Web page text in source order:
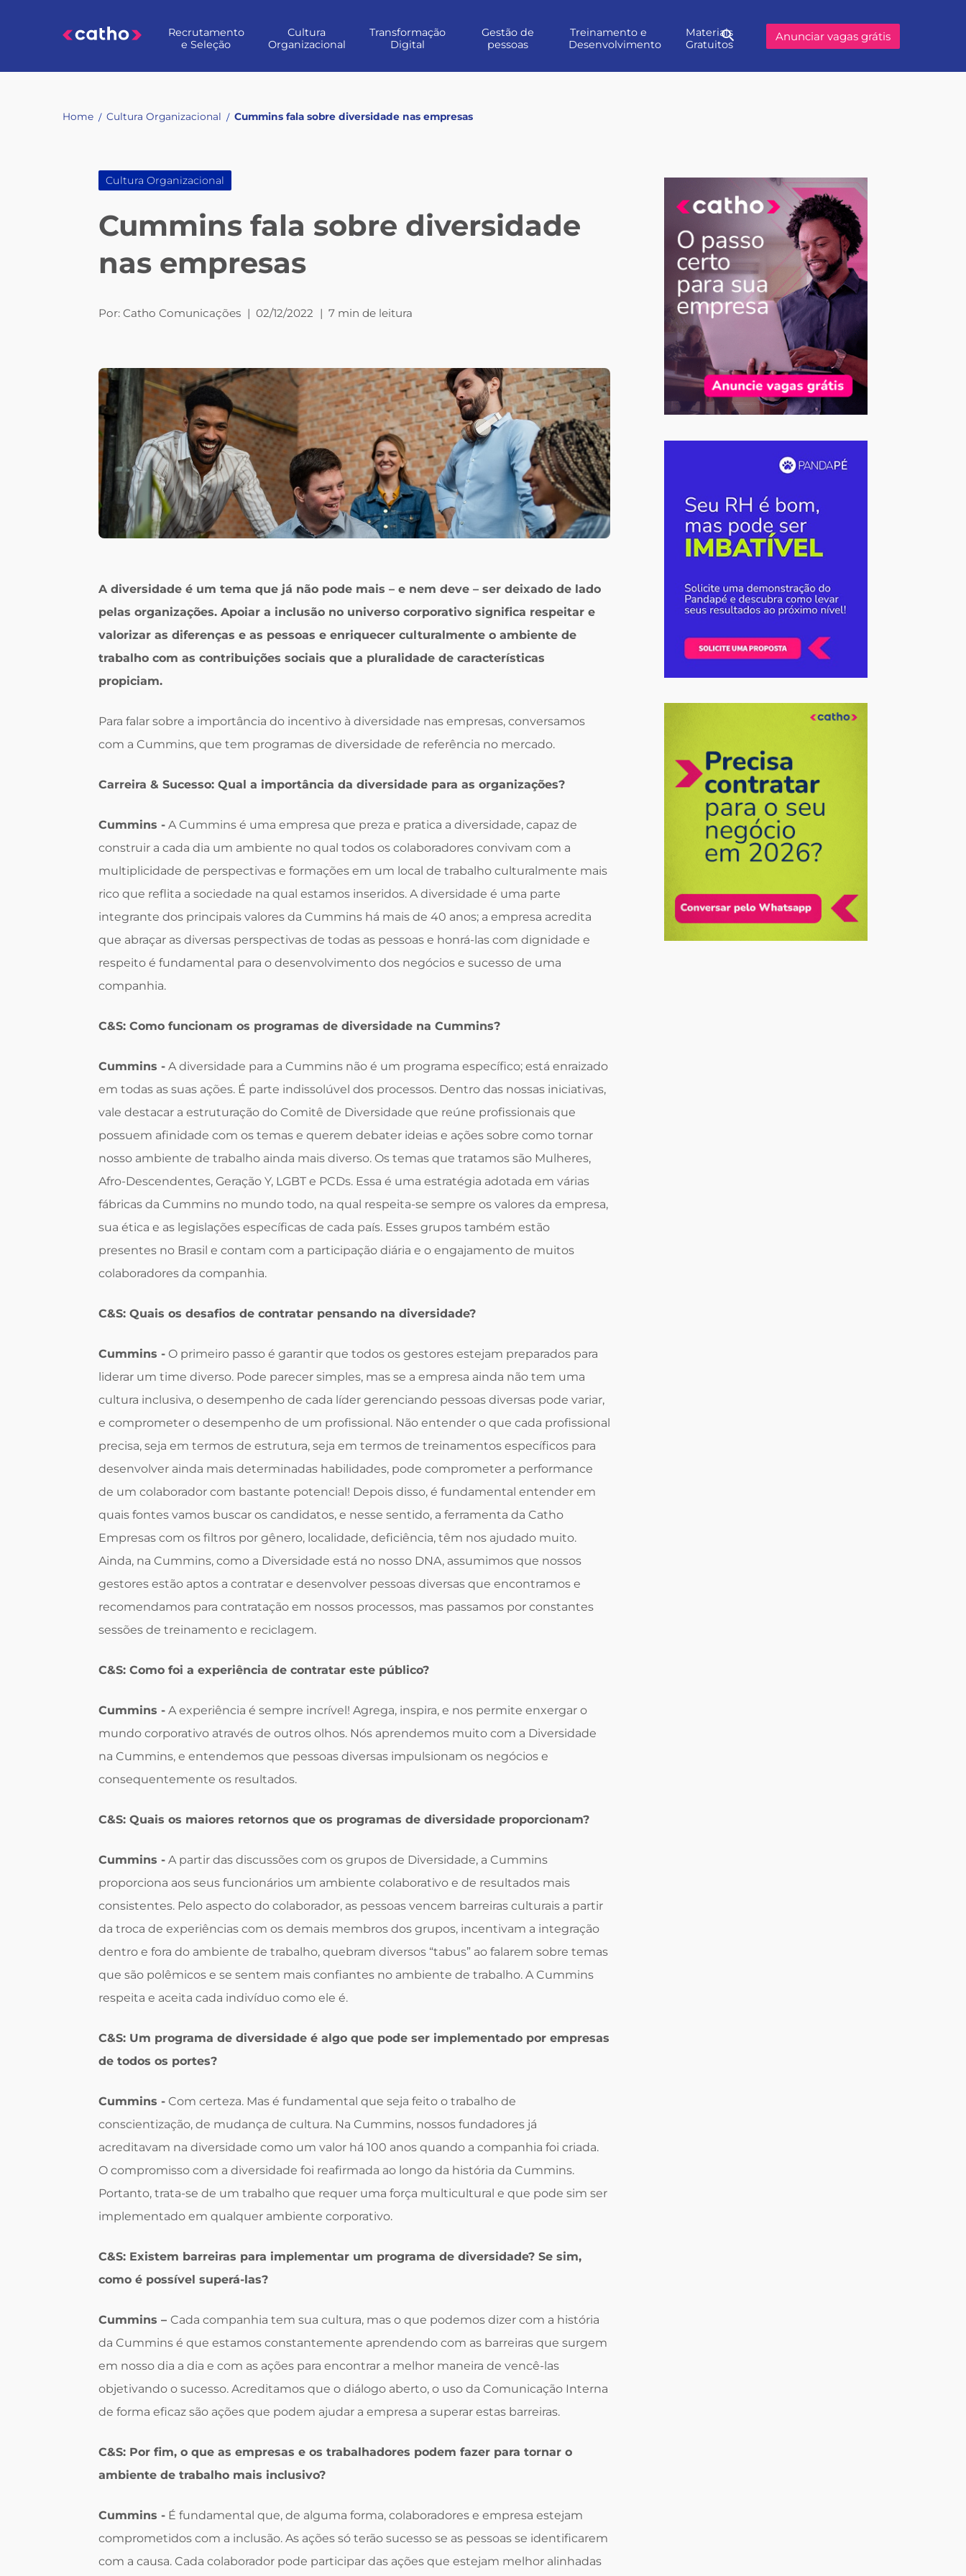
Recrutamento
e Seleção
Cultura
Organizacional
Transformação
Digital
Gestão de
pessoas
Treinamento e
Desenvolvimento
Materiais
Gratuitos
Anunciar vagas grátis
Home / Cultura Organizacional / Cummins fala sobre diversidade nas empresas
Cultura Organizacional
Cummins fala sobre diversidade
nas empresas
Por: Catho Comunicações | 02/12/2022 | 7 min de leitura
A diversidade é um tema que já não pode mais – e nem deve – ser deixado de lado
pelas organizações. Apoiar a inclusão no universo corporativo significa respeitar e
valorizar as diferenças e as pessoas e enriquecer culturalmente o ambiente de
trabalho com as contribuições sociais que a pluralidade de características
propiciam.
Para falar sobre a importância do incentivo à diversidade nas empresas, conversamos
com a Cummins, que tem programas de diversidade de referência no mercado.
Carreira & Sucesso: Qual a importância da diversidade para as organizações?
Cummins - A Cummins é uma empresa que preza e pratica a diversidade, capaz de
construir a cada dia um ambiente no qual todos os colaboradores convivam com a
multiplicidade de perspectivas e formações em um local de trabalho culturalmente mais
rico que reflita a sociedade na qual estamos inseridos. A diversidade é uma parte
integrante dos principais valores da Cummins há mais de 40 anos; a empresa acredita
que abraçar as diversas perspectivas de todas as pessoas e honrá-las com dignidade e
respeito é fundamental para o desenvolvimento dos negócios e sucesso de uma
companhia.
C&S: Como funcionam os programas de diversidade na Cummins?
Cummins - A diversidade para a Cummins não é um programa específico; está enraizado
em todas as suas ações. É parte indissolúvel dos processos. Dentro das nossas iniciativas,
vale destacar a estruturação do Comitê de Diversidade que reúne profissionais que
possuem afinidade com os temas e querem debater ideias e ações sobre como tornar
nosso ambiente de trabalho ainda mais diverso. Os temas que tratamos são Mulheres,
Afro-Descendentes, Geração Y, LGBT e PCDs. Essa é uma estratégia adotada em várias
fábricas da Cummins no mundo todo, na qual respeita-se sempre os valores da empresa,
sua ética e as legislações específicas de cada país. Esses grupos também estão
presentes no Brasil e contam com a participação diária e o engajamento de muitos
colaboradores da companhia.
C&S: Quais os desafios de contratar pensando na diversidade?
Cummins - O primeiro passo é garantir que todos os gestores estejam preparados para
liderar um time diverso. Pode parecer simples, mas se a empresa ainda não tem uma
cultura inclusiva, o desempenho de cada líder gerenciando pessoas diversas pode variar,
e comprometer o desempenho de um profissional. Não entender o que cada profissional
precisa, seja em termos de estrutura, seja em termos de treinamentos específicos para
desenvolver ainda mais determinadas habilidades, pode comprometer a performance
de um colaborador com bastante potencial! Depois disso, é fundamental entender em
quais fontes vamos buscar os candidatos, e nesse sentido, a ferramenta da Catho
Empresas com os filtros por gênero, localidade, deficiência, têm nos ajudado muito.
Ainda, na Cummins, como a Diversidade está no nosso DNA, assumimos que nossos
gestores estão aptos a contratar e desenvolver pessoas diversas que encontramos e
recomendamos para contratação em nossos processos, mas passamos por constantes
sessões de treinamento e reciclagem.
C&S: Como foi a experiência de contratar este público?
Cummins - A experiência é sempre incrível! Agrega, inspira, e nos permite enxergar o
mundo corporativo através de outros olhos. Nós aprendemos muito com a Diversidade
na Cummins, e entendemos que pessoas diversas impulsionam os negócios e
consequentemente os resultados.
C&S: Quais os maiores retornos que os programas de diversidade proporcionam?
Cummins - A partir das discussões com os grupos de Diversidade, a Cummins
proporciona aos seus funcionários um ambiente colaborativo e de resultados mais
consistentes. Pelo aspecto do colaborador, as pessoas vencem barreiras culturais a partir
da troca de experiências com os demais membros dos grupos, incentivam a integração
dentro e fora do ambiente de trabalho, quebram diversos “tabus” ao falarem sobre temas
que são polêmicos e se sentem mais confiantes no ambiente de trabalho. A Cummins
respeita e aceita cada indivíduo como ele é.
C&S: Um programa de diversidade é algo que pode ser implementado por empresas
de todos os portes?
Cummins - Com certeza. Mas é fundamental que seja feito o trabalho de
conscientização, de mudança de cultura. Na Cummins, nossos fundadores já
acreditavam na diversidade como um valor há 100 anos quando a companhia foi criada.
O compromisso com a diversidade foi reafirmada ao longo da história da Cummins.
Portanto, trata-se de um trabalho que requer uma força multicultural e que pode sim ser
implementado em qualquer ambiente corporativo.
C&S: Existem barreiras para implementar um programa de diversidade? Se sim,
como é possível superá-las?
Cummins – Cada companhia tem sua cultura, mas o que podemos dizer com a história
da Cummins é que estamos constantemente aprendendo com as barreiras que surgem
em nosso dia a dia e com as ações para encontrar a melhor maneira de vencê-las
objetivando o sucesso. Acreditamos que o diálogo aberto, o uso da Comunicação Interna
de forma eficaz são ações que podem ajudar a empresa a superar estas barreiras.
C&S: Por fim, o que as empresas e os trabalhadores podem fazer para tornar o
ambiente de trabalho mais inclusivo?
Cummins - É fundamental que, de alguma forma, colaboradores e empresa estejam
comprometidos com a inclusão. As ações só terão sucesso se as pessoas se identificarem
com a causa. Cada colaborador pode participar das ações que estejam melhor alinhadas